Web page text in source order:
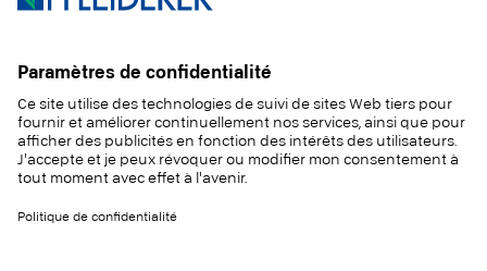
PRODUITS
SOLUTIONS
DURABILITÉ
MAGAZINE
INFORMATIONS
CONTACT